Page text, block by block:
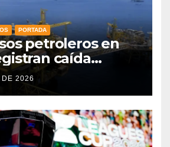
PORTADA
petroleros en
caída
una década
DE 2026